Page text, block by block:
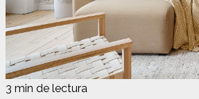
3 min de lectura